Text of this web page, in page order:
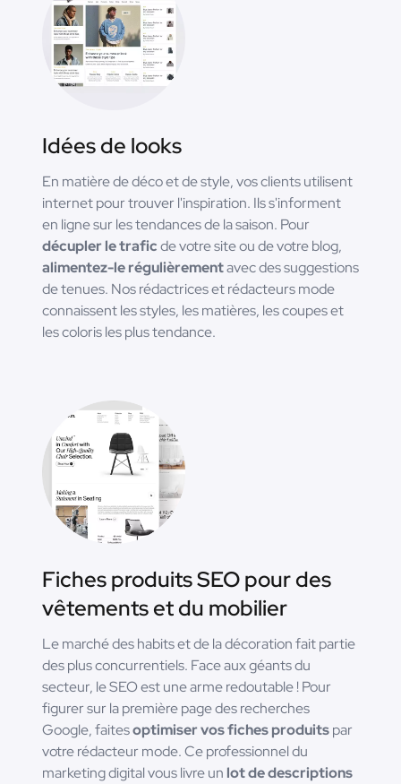
Idées de looks
En matière de déco et de style, vos clients utilisent
internet pour trouver l'inspiration. Ils s'informent
en ligne sur les tendances de la saison. Pour
décupler le traficde votre site ou de votre blog,
alimentez-le régulièrementavec des suggestions
de tenues. Nos rédactrices et rédacteurs mode
connaissent les styles, les matières, les coupes et
les coloris les plus tendance.
Fiches produits SEO pour des
vêtements et du mobilier
Le marché des habits et de la décoration fait partie
des plus concurrentiels. Face aux géants du
secteur, le SEO est une arme redoutable ! Pour
figurer sur la première page des recherches
Google, faitesoptimiser vos fiches produitspar
votre rédacteur mode. Ce professionnel du
marketing digital vous livre un lot de descriptions